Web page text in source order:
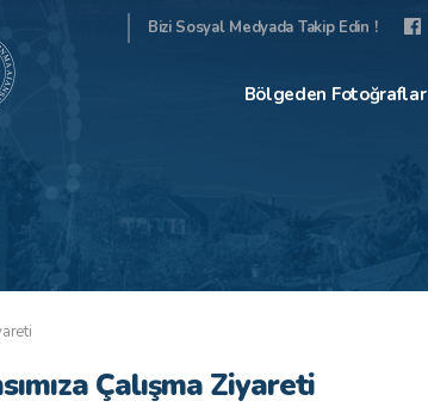
Bizi Sosyal Medyada Takip Edin !
Bölgeden Fotoğraflar
Çalışma Ziyareti